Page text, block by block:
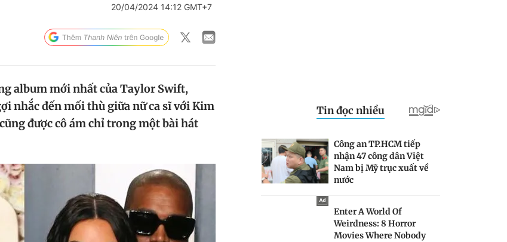
20/04/2024 14:12 GMT+7
album mới nhất của Taylor Swift,
nhắc đến mối thù giữa nữ ca sĩ với Kim
được cô ám chỉ trong một bài hát